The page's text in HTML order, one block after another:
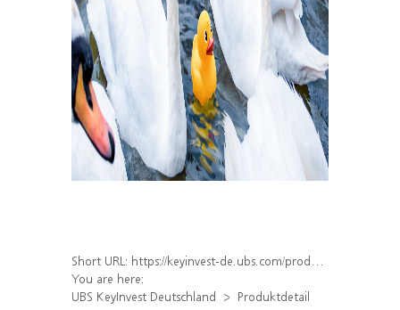
Short URL: https://keyinvest-de.ubs.com/produkt/detail/index/isin/DE000WA8WV65
You are here:
UBS KeyInvest Deutschland
Produktdetail